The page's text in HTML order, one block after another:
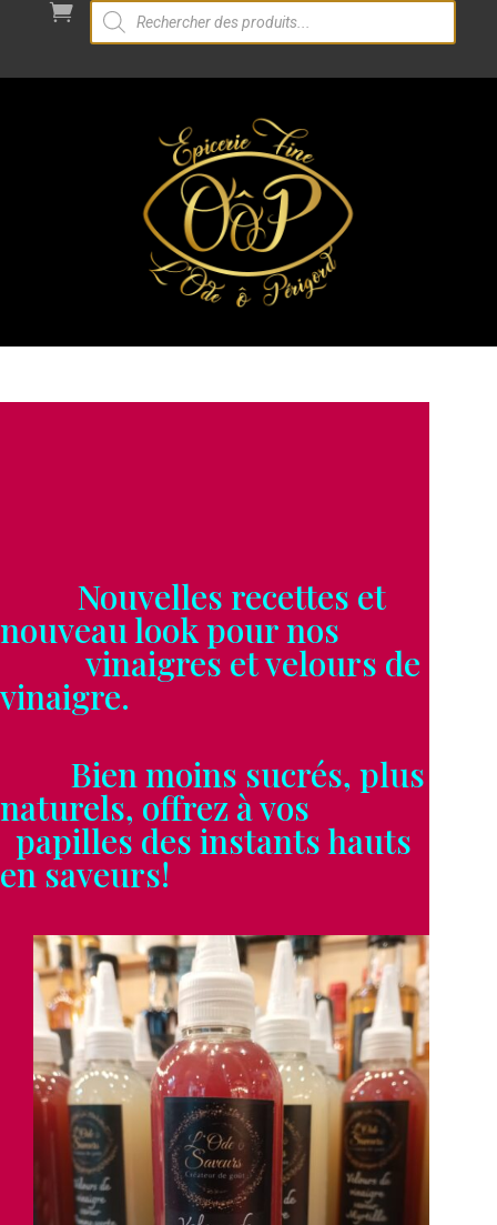

Recherche
de
Nouvelles recettes et
nouveau look pour nos
vinaigres et velours de
vinaigre.
Bien moins sucrés, plus
naturels, offrez à vos
papilles des instants hauts
en saveurs!